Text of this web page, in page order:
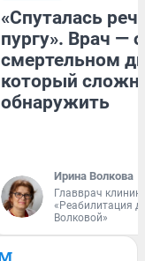
«Спуталась
пургу». Врач — о
смертельном
который
обнаружить
Ирина Волкова
Главврач
«Реабилитация
Волковой»